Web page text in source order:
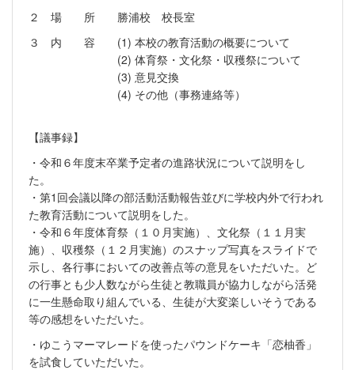
２ 場 所 勝浦校 校長室
３ 内 容 (1) 本校の教育活動の概要について
(2) 体育祭・文化祭・収穫祭について
(3) 意見交換
(4) その他（事務連絡等）
【議事録】
・令和６年度末卒業予定者の進路状況について説明をし
た。
・第1回会議以降の部活動活動報告並びに学校内外で行われ
た教育活動について説明をした。
・令和６年度体育祭（１０月実施）、文化祭（１１月実
施）、収穫祭（１２月実施）のスナップ写真をスライドで
示し、各行事においての改善点等の意見をいただいた。ど
の行事とも少人数ながら生徒と教職員が協力しながら活発
に一生懸命取り組んでいる、生徒が大変楽しいそうである
等の感想をいただいた。
・ゆこうマーマレードを使ったパウンドケーキ「恋柚香」
を試食していただいた。